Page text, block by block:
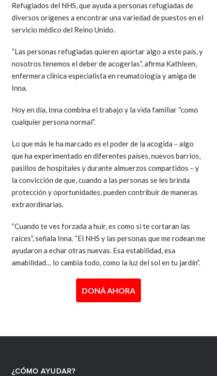
Refugiados del NHS, que ayuda a personas refugiadas de
diversos orígenes a encontrar una variedad de puestos en el
servicio médico del Reino Unido.
“Las personas refugiadas quieren aportar algo a este país, y
nosotros tenemos el deber de acogerlas”, afirma Kathleen,
enfermera clínica especialista en reumatología y amiga de
Inna.
Hoy en día, Inna combina el trabajo y la vida familiar “como
cualquier persona normal”.
Lo que más le ha marcado es el poder de la acogida – algo
que ha experimentado en diferentes países, nuevos barrios,
pasillos de hospitales y durante almuerzos compartidos – y
la convicción de que, cuando a las personas se les brinda
protección y oportunidades, pueden contribuir de maneras
extraordinarias.
“Cuando te ves forzada a huir, es como si te cortaran las
raíces”, señala Inna. “El NHS y las personas que me rodean me
ayudaron a echar otras nuevas. Esa estabilidad, esa
amabilidad… lo cambia todo, como la luz del sol en tu jardín”.
DONÁ AHORA
¿CÓMO AYUDAR?